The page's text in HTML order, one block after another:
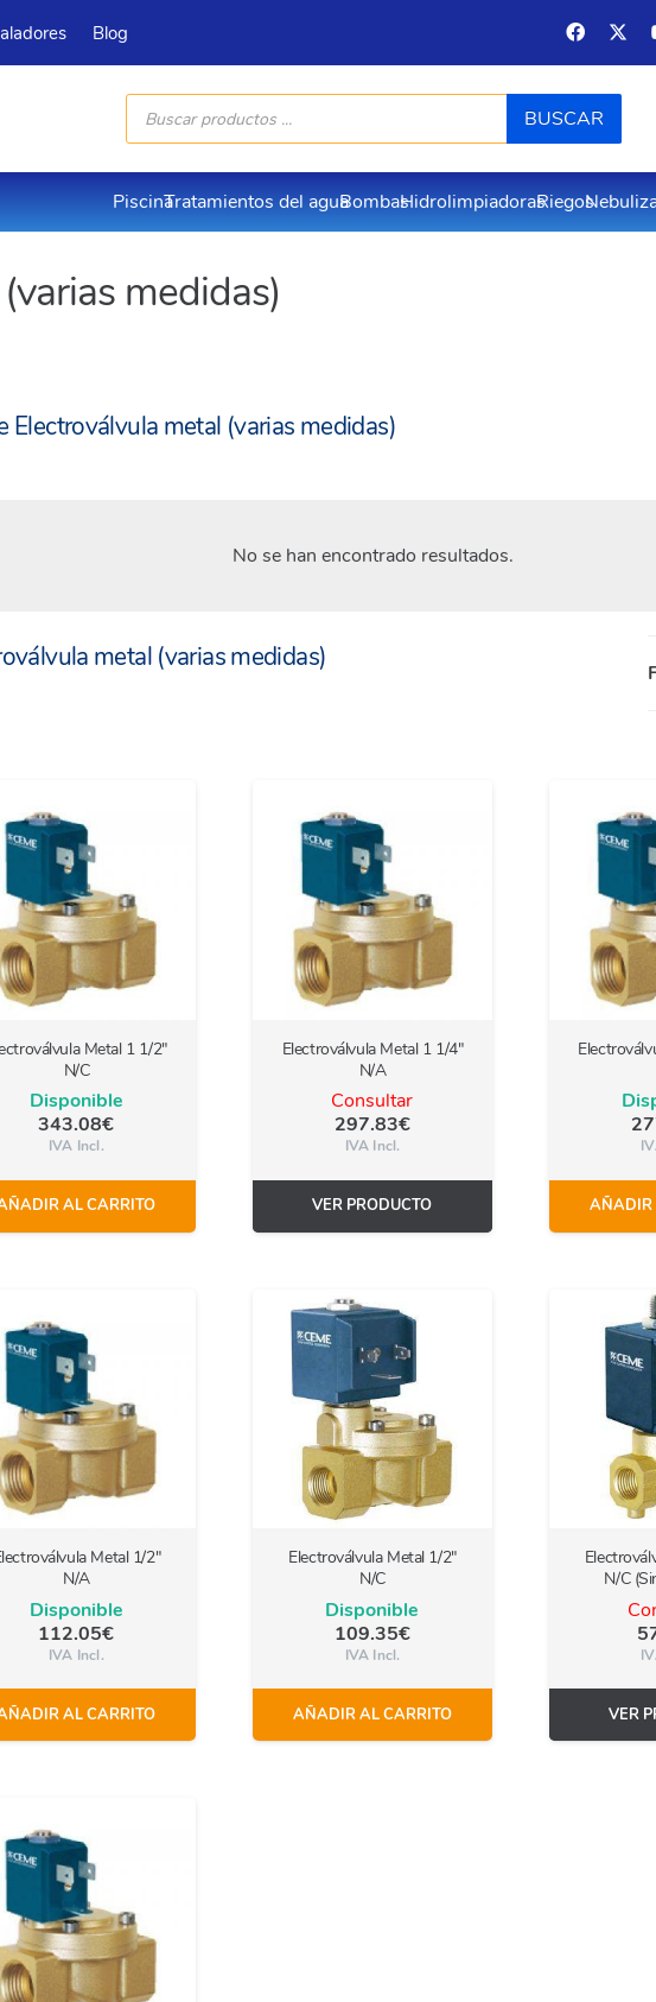
Blog
Búsqueda
productos
BUSCAR
PiscinaTratamientos del aguaBombasHidrolimpiadorasRiegos
medidas)
Electroválvula metal (varias medidas)
No se han encontrado resultados.
metal (varias medidas)
Metal 1 1/2″
N/C
Disponible
343.08€
IVA Incl.
AL CARRITO
Electroválvula Metal 1 1/4″
N/A
Consultar
297.83€
IVA Incl.
VER PRODUCTO AÑADIR
Metal 1/2″
N/A
Disponible
112.05€
IVA Incl.
AL CARRITO
Electroválvula Metal 1/2″
N/C
Disponible
109.35€
IVA Incl.
AÑADIR AL CARRITO
N/C
VER